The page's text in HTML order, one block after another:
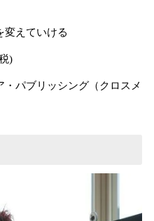
変えていける
)
パブリッシング（クロスメ